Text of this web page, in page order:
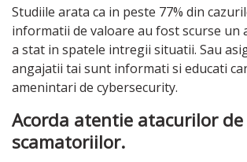
Studiile arata ca in peste 77% din
informatii de valoare au fost scurse un
a stat in spatele intregii situatii. Sau
angajatii tai sunt informati si educati
amenintari de cybersecurity.
Acorda atentie atacurilor
scamatoriilor.